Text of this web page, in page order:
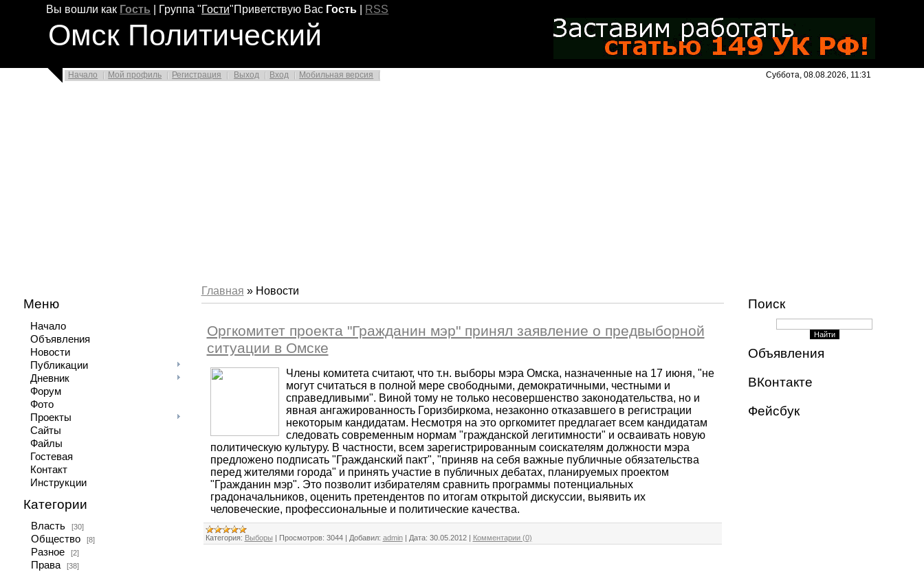
Вы вошли как Гость Группа "Гости"Приветствую Вас Гость RSS
Омск Политический
Начало Мой профиль Регистрация Выход Вход Мобильная версия Суббота, 08.08.2026, 11:31
Меню
Начало
Объявления
Новости
Публикации
Дневник
Форум
Фото
Проекты
Сайты
Файлы
Гостевая
Контакт
Инструкции
Категории
Власть [30]
Общество [8]
Разное [2]
Права [38]
Главная » Новости
Оргкомитет проекта "Гражданин мэр" принял заявление о предвыборной
ситуации в Омске
Члены комитета считают, что т.н. выборы мэра Омска, назначенные на 17 июня, "не
могут считаться в полной мере свободными, демократичными, честными и
справедливыми". Виной тому не только несовершенство законодательства, но и
явная ангажированность Горизбиркома, незаконно отказавшего в регистрации
некоторым кандидатам. Несмотря на это оргкомитет предлагает всем кандидатам
следовать современным нормам "гражданской легитимности" и осваивать новую
политическую культуру. В частности, всем зарегистрированным соискателям должности мэра
предложено подписать "Гражданский пакт", "приняв на себя важные публичные обязательства
перед жителями города" и принять участие в публичных дебатах, планируемых проектом
"Гражданин мэр". Это позволит избирателям сравнить программы потенциальных
градоначальников, оценить претендентов по итогам открытой дискуссии, выявить их
человеческие, профессиональные и политические качества.
Категория: Выборы | Просмотров: 3044 | Добавил: admin | Дата: 30.05.2012 | Комментарии (0)
Поиск
Объявления
ВКонтакте
Фейсбук